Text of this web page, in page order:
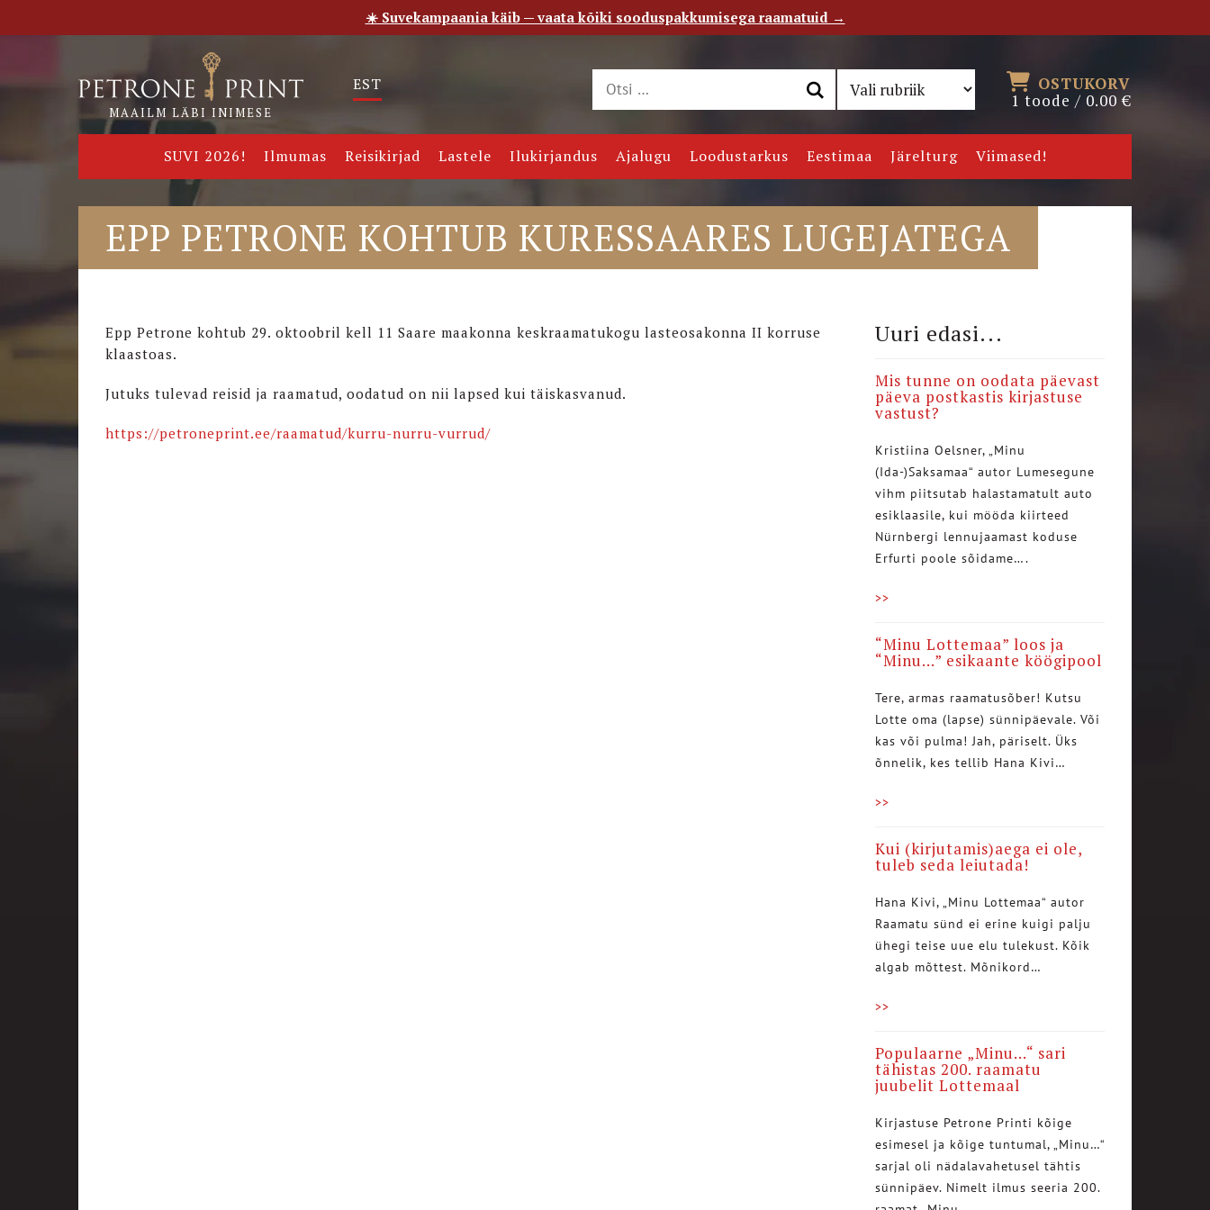
Meie saade Kontakt
MAAILM LÄBI INIMESE
EST
OSTUKORV
1 toode / 0.00€
SUVI 2026! Ilmumas Reisikirjad Lastele Ilukirjandus Ajalugu Loodustarkus Eestimaa Järelturg Viimased!
EPP PETRONE KOHTUB KURESSAARES LUGEJATEGA
Epp Petrone kohtub 29. oktoobril kell 11 Saare maakonna keskraamatukogu lasteosakonna II korruse
klaastoas.
Jutuks tulevad reisid ja raamatud, oodatud on nii lapsed kui täiskasvanud.
https://petroneprint.ee/raamatud/kurru-nurru-vurrud/
Uuri edasi...
Mis tunne on oodata päevast
päeva postkastis kirjastuse
vastust?
Kristiina Oelsner, „Minu
(Ida-)Saksamaa“ autor Lumesegune
vihm piitsutab halastamatult auto
esiklaasile, kui mööda kiirteed
Nürnbergi lennujaamast koduse
Erfurti poole sõidame….
>>
“Minu Lottemaa” loos ja
“Minu…” esikaante köögipool
Tere, armas raamatusõber! Kutsu
Lotte oma (lapse) sünnipäevale. Või
kas või pulma! Jah, päriselt. Üks
õnnelik, kes tellib Hana Kivi…
>>
Kui (kirjutamis)aega ei ole,
tuleb seda leiutada!
Hana Kivi, „Minu Lottemaa“ autor
Raamatu sünd ei erine kuigi palju
ühegi teise uue elu tulekust. Kõik
algab mõttest. Mõnikord…
>>
Populaarne „Minu…“ sari
tähistas 200. raamatu
juubelit Lottemaal
Kirjastuse Petrone Printi kõige
esimesel ja kõige tuntumal, „Minu…“
sarjal oli nädalavahetusel tähtis
sünnipäev. Nimelt ilmus seeria 200.
☀️ Suvekampaania käib — vaata kõiki sooduspakkumisega raamatuid →